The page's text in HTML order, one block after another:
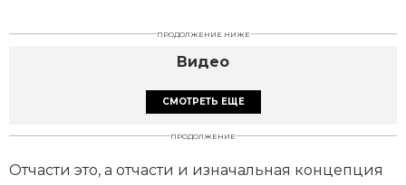
ПРОДОЛЖЕНИЕ НИЖЕ
Видео
СМОТРЕТЬ ЕЩЕ
ПРОДОЛЖЕНИЕ
Отчасти это, а отчасти и изначальная концепция